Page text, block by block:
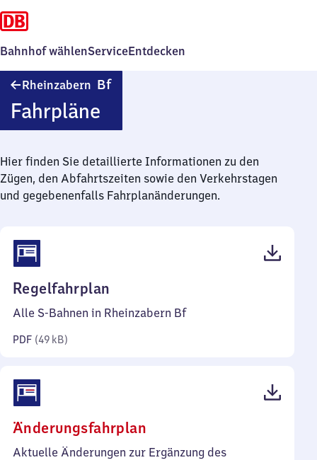
Bahnhof wählenServiceEntdecken
Rheinzabern BfRheinzabern
Fahrpläne
Hier finden Sie detaillierte Informationen zu den
Zügen, den Abfahrtszeiten sowie den Verkehrstagen
und gegebenenfalls Fahrplanänderungen.
Regelfahrplan
49
Alle S-Bahnen in Rheinzabern Bf
PDF (49 kB)
Änderungsfahrplan
130
Aktuelle Änderungen zur Ergänzung des